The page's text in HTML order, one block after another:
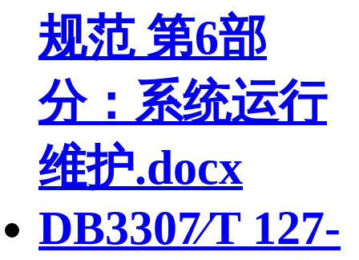
规范 第6部
分：系统运行
维护.docx
DB3307∕T 127-